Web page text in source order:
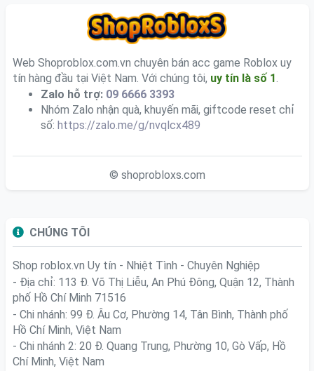
Web Shoproblox.com.vn chuyên bán acc game Roblox uy
tín hàng đầu tại Việt Nam. Với chúng tôi, uy tín là số 1.
Zalo hỗ trợ: 09 6666 3393
Nhóm Zalo nhận quà, khuyến mãi, giftcode reset chỉ
số: https://zalo.me/g/nvqlcx489
© shoprobloxs.com
CHÚNG TÔI
Shop roblox.vn Uy tín - Nhiệt Tình - Chuyên Nghiệp
- Địa chỉ: 113 Đ. Võ Thị Liễu, An Phú Đông, Quận 12, Thành
phố Hồ Chí Minh 71516
- Chi nhánh: 99 Đ. Âu Cơ, Phường 14, Tân Bình, Thành phố
Hồ Chí Minh, Việt Nam
- Chi nhánh 2: 20 Đ. Quang Trung, Phường 10, Gò Vấp, Hồ
Chí Minh, Việt Nam